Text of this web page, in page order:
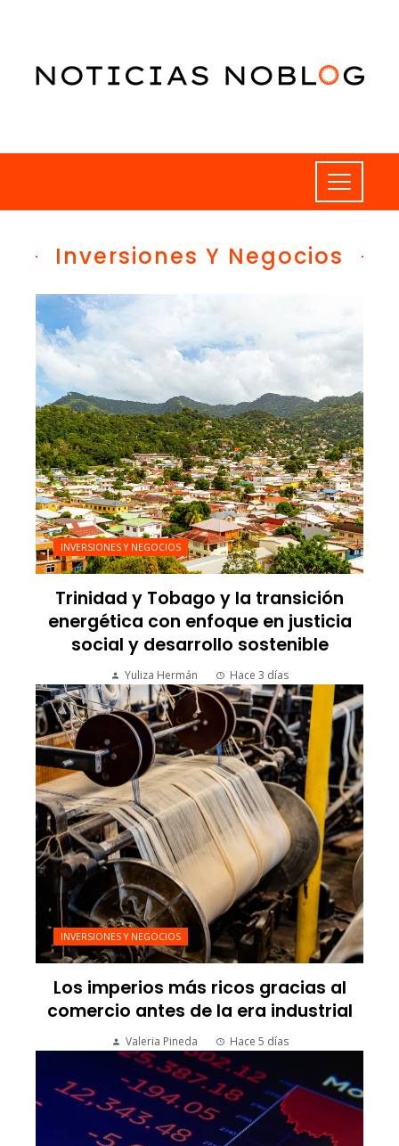
Inversiones Y Negocios
INVERSIONES Y NEGOCIOS
Trinidad y Tobago y la transición
energética con enfoque en justicia
social y desarrollo sostenible
Yuliza Hermán Hace 3 días
INVERSIONES Y NEGOCIOS
Los imperios más ricos gracias al
comercio antes de la era industrial
Valeria Pineda Hace 5 días